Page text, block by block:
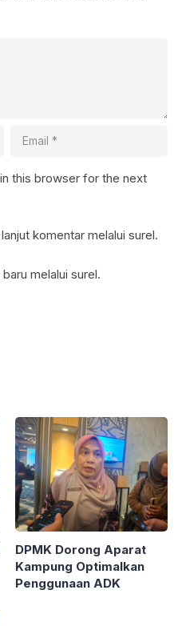
this browser for the next
komentar melalui surel.
melalui surel.
DPMK Dorong Aparat
Kampung Optimalkan
Penggunaan ADK